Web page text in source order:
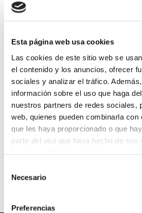
Esta página web usa cookies
Las cookies de este sitio web se
el contenido y los anuncios, ofrecer
sociales y analizar el tráfico.
información sobre el uso que haga
nuestros partners de redes sociales,
web, quienes pueden combinarla con
que les haya proporcionado o que
partir del uso que haya hecho de sus
Necesario
Preferencias
Soldata Hemen
04/05/2025